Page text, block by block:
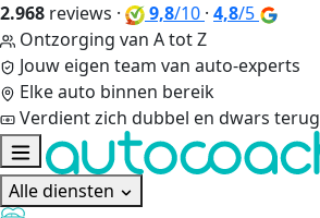
2.968 reviews · 9,8/10 · 4,8/5
Ontzorging van A tot Z
Jouw eigen team van auto-experts
Elke auto binnen bereik
Verdient zich dubbel en dwars terug
Alle diensten